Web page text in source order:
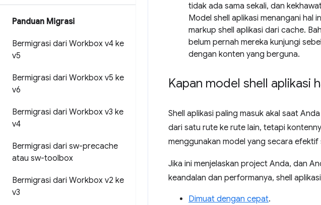
Panduan Migrasi
Bermigrasi dari Workbox v4 ke
v5
Bermigrasi dari Workbox v5 ke
v6
Bermigrasi dari Workbox v3 ke
v4
Bermigrasi dari sw-precache
atau sw-toolbox
Bermigrasi dari Workbox v2 ke
v3
tidak ada sama sekali, dan
Model shell aplikasi menangani hal
markup shell aplikasi dari cache.
belum pernah mereka kunjungi
dengan konten yang berguna.
Kapan model shell aplikasi
Shell aplikasi paling masuk akal saat
dari satu rute ke rute lain, tetapi
menggunakan model yang secara
Jika ini menjelaskan project Anda, dan
keandalan dan performanya, shell
Dimuat dengan cepat.